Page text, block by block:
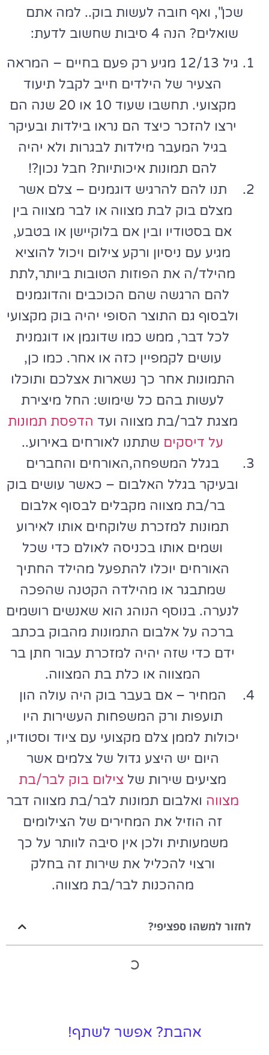
שכן", ואף חובה לעשות בוק.. למה אתם
שואלים? הנה 4 סיבות שחשוב לדעת:
גיל 12/13 מגיע רק פעם בחיים – המראה
הצעיר של הילדים חייב לקבל תיעוד
מקצועי. תחשבו שעוד 10 או 20 שנה הם
ירצו להזכר כיצד הם נראו בילדות ובעיקר
בגיל המעבר מילדות לבגרות ולא יהיה
להם תמונות איכותיות? חבל נכון?!
תנו להם להרגיש דוגמנים – צלם אשר
מצלם בוק לבת מצווה או לבר מצווה בין
אם בסטודיו ובין אם בלוקיישן או בטבע,
מגיע עם ניסיון ורקע צילום ויכול להוציא
מהילד/ה את הפוזות הטובות ביותר,לתת
להם הרגשה שהם הכוכבים והדוגמנים
ולבסוף גם התוצר הסופי יהיה בוק מקצועי
לכל דבר, ממש כמו שדוגמן או דוגמנית
עושים לקמפיין כזה או אחר. כמו כן,
התמונות אחר כך נשארות אצלכם ותוכלו
לעשות בהם כל שימוש: החל מיצירת
מצגת לבר/בת מצווה ועד הדפסת תמונות
על דיסקים שתתנו לאורחים באירוע..
בגלל המשפחה,האורחים והחברים
ובעיקר בגלל האלבום – כאשר עושים בוק
בר/בת מצווה מקבלים לבסוף אלבום
תמונות למזכרת שלוקחים אותו לאירוע
ושמים אותו בכניסה לאולם כדי שכל
האורחים יוכלו להתפעל מהילד החתיך
שמתבגר או מהילדה הקטנה שהפכה
לנערה. בנוסף הנוהג הוא שאנשים רושמים
ברכה על אלבום התמונות מהבוק בכתב
ידם כדי שזה יהיה למזכרת עבור חתן בר
המצווה או כלת בת המצווה.
המחיר – אם בעבר בוק היה עולה הון
תועפות ורק המשפחות העשירות היו
יכולות לממן צלם מקצועי עם ציוד וסטודיו,
היום יש היצע גדול של צלמים אשר
מציעים שירות של צילום בוק לבר/בת
מצווה ואלבום תמונות לבר/בת מצווה דבר
זה הוזיל את המחירים של הצילומים
משמעותית ולכן אין סיבה לוותר על כך
ורצוי להכליל את שירות זה בחלק
מההכנות לבר/בת מצווה.
לחזור למשהו ספציפי?
אהבת? אפשר לשתף!